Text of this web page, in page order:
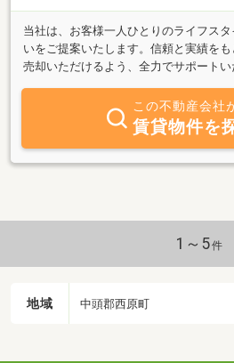
当社は、お客様一人ひとりのライフス
いをご提案いたします。信頼と実績を
売却いただけるよう、全力でサポートい
この不動産会社
賃貸物件を
1～5件
地域 中頭郡西原町